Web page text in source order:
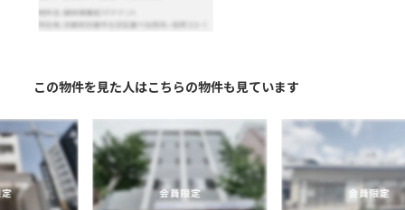
この物件を見た人はこちらの物件も見ています